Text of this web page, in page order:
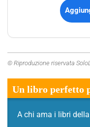
© Riproduzione riservata
Un libro perfetto
A chi ama i libri